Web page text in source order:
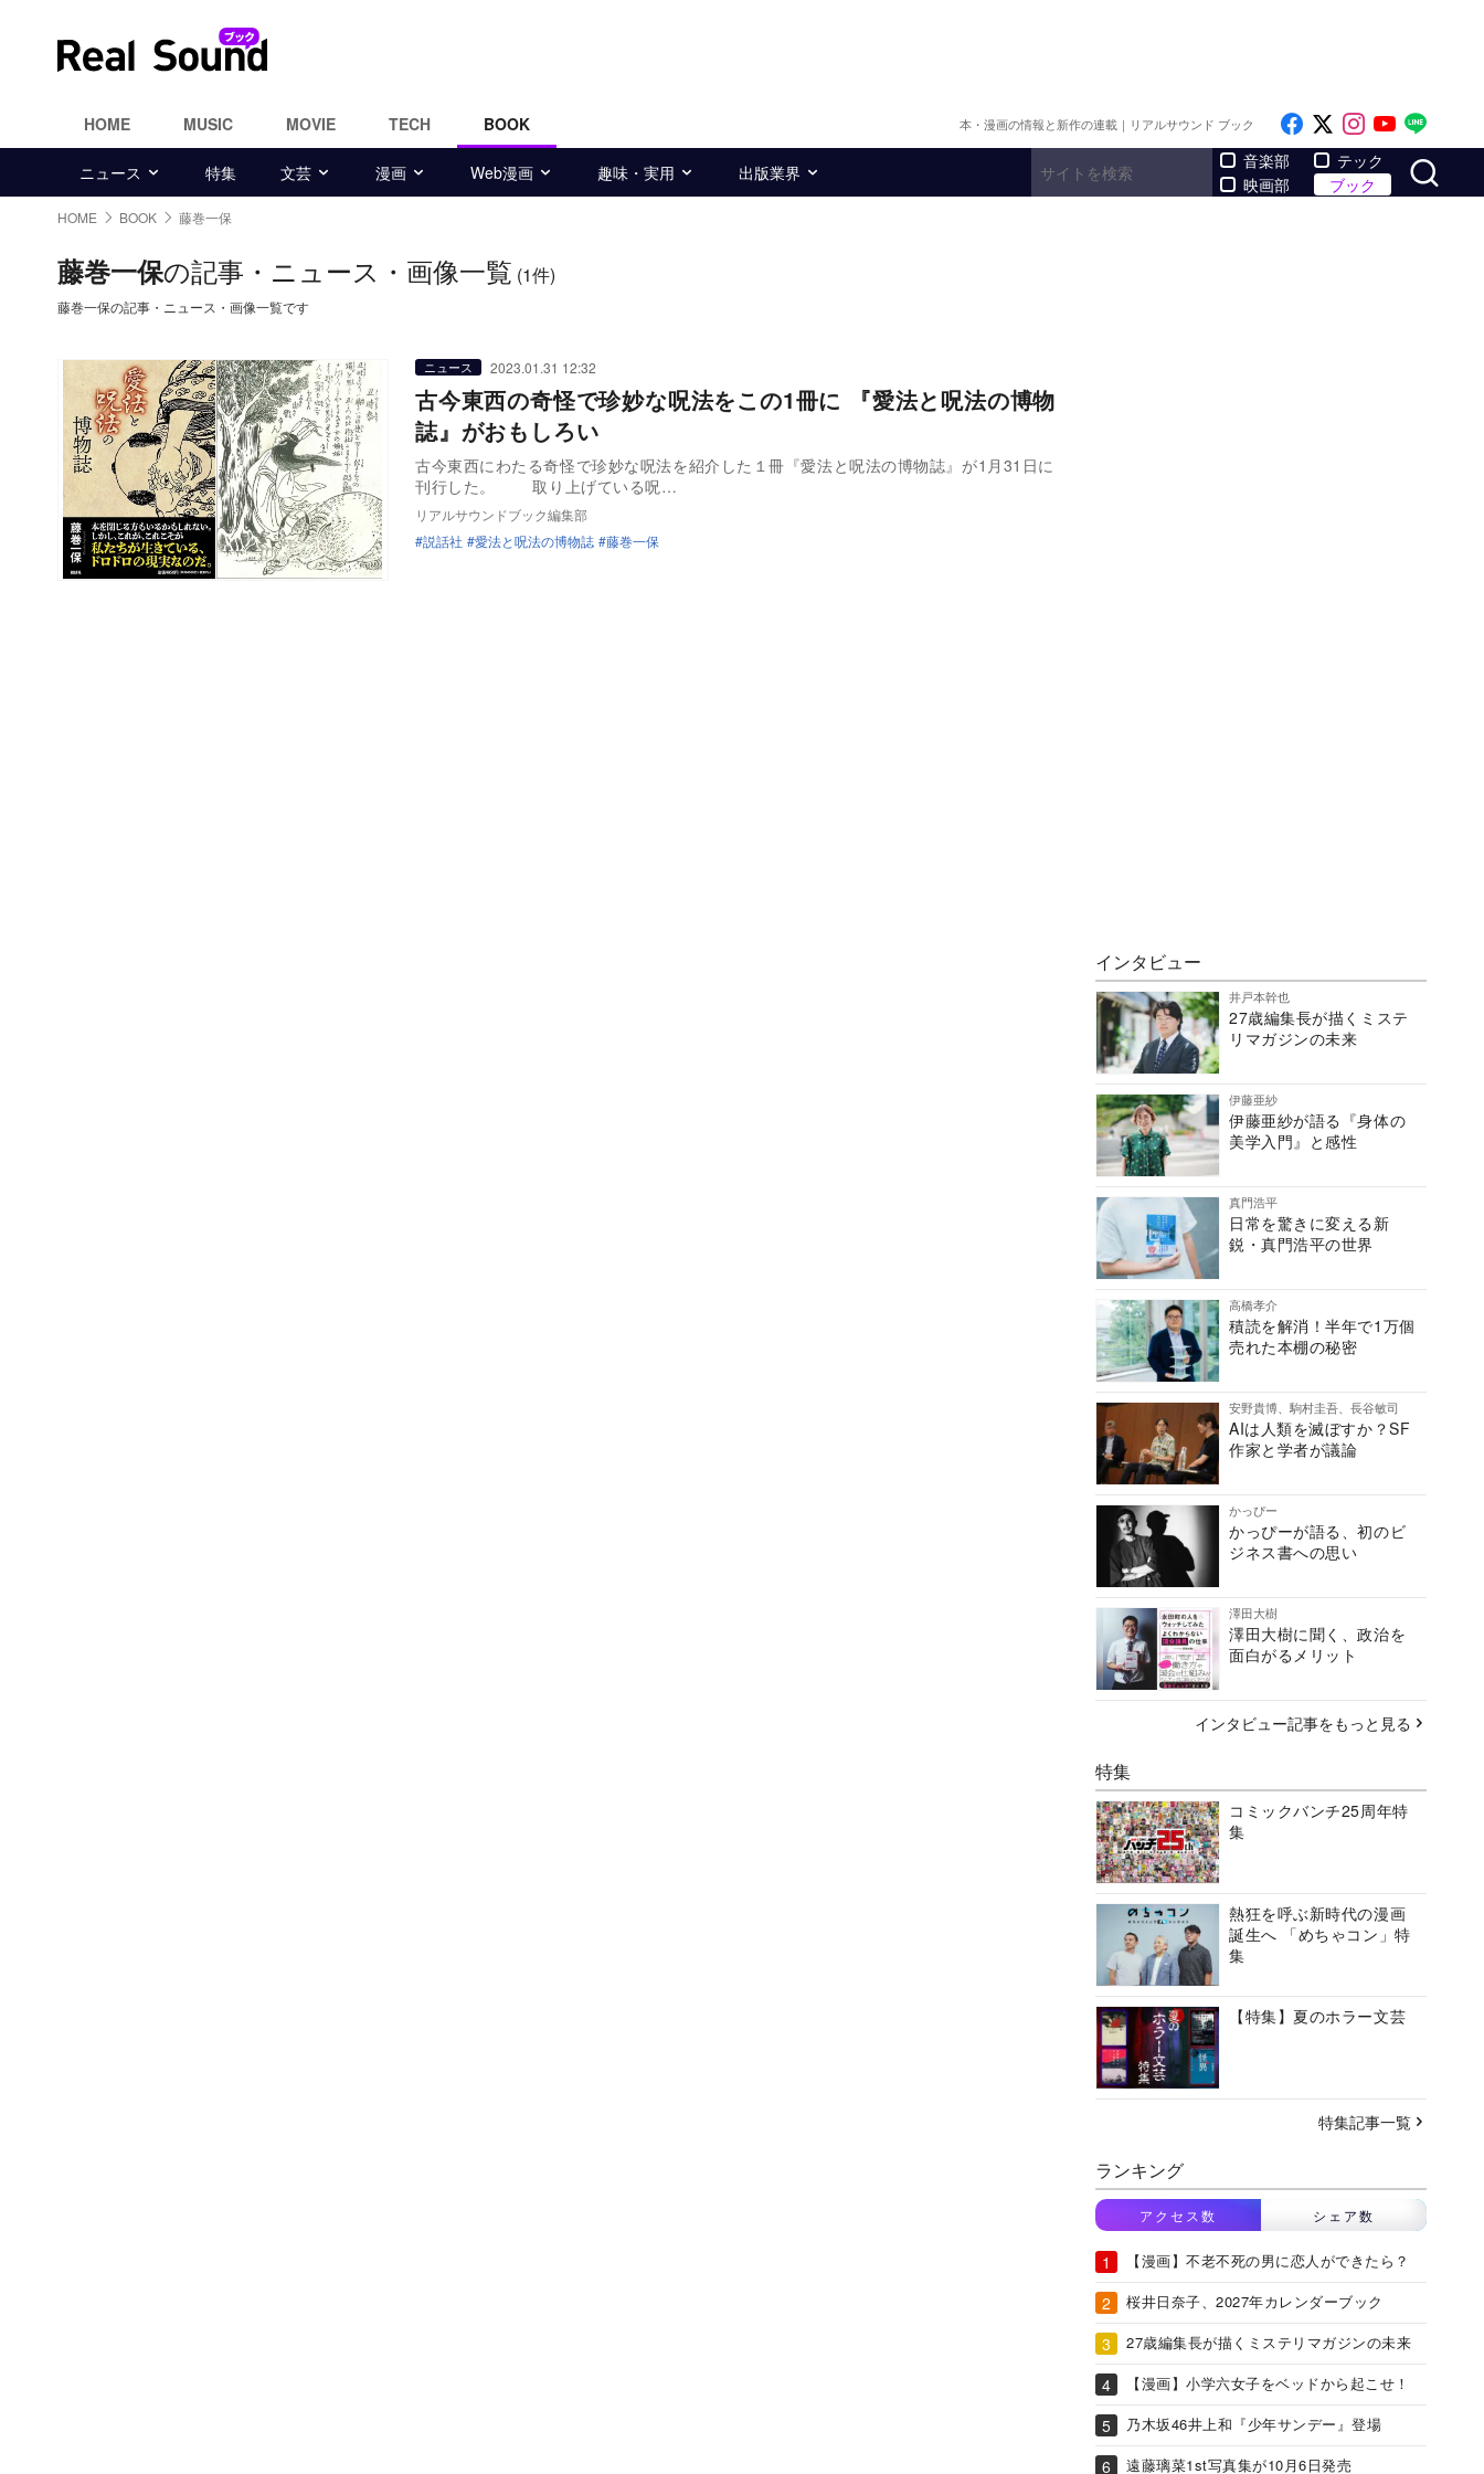
HOME MUSIC MOVIE TECH BOOK 本・漫画の情報と新作の連載｜リアルサウンド ブック Like on Facebook
Follow on x
Follow on
Follow
ニュース 特集 文芸 漫画 Web漫画 趣味・実用 出版業界
音楽部
映画部
テック
ブック
HOME BOOK 藤巻一保
藤巻一保の記事・ニュース・画像一覧 (1件)
藤巻一保の記事・ニュース・画像一覧です
ニュース 2023.01.31 12:32
古今東西の奇怪で珍妙な呪法をこの1冊に 『愛法と呪法の博物
誌』がおもしろい
古今東西にわたる奇怪で珍妙な呪法を紹介した１冊『愛法と呪法の博物誌』が1月31日に
刊行した。 取り上げている呪…
リアルサウンドブック編集部
説話社
愛法と呪法の博物誌 藤巻一保
インタビュー
井戸本幹也
27歳編集長が描くミステ
リマガジンの未来
伊藤亜紗
伊藤亜紗が語る『身体の
美学入門』と感性
真門浩平
日常を驚きに変える新
鋭・真門浩平の世界
高橋孝介
積読を解消！半年で1万個
売れた本棚の秘密
安野貴博、駒村圭吾、長谷敏司
AIは人類を滅ぼすか？SF
作家と学者が議論
かっぴー
かっぴーが語る、初のビ
ジネス書への思い
澤田大樹
澤田大樹に聞く、政治を
面白がるメリット
インタビュー記事をもっと見る
特集
コミックバンチ25周年特
集
熱狂を呼ぶ新時代の漫画
誕生へ 「めちゃコン」特
集
【特集】夏のホラー文芸
特集記事一覧
ランキング
アクセス数 シェア数
【漫画】不老不死の男に恋人ができたら？
桜井日奈子、2027年カレンダーブック
27歳編集長が描くミステリマガジンの未来
【漫画】小学六女子をベッドから起こせ！
乃木坂46井上和『少年サンデー』登場
遠藤璃菜1st写真集が10月6日発売